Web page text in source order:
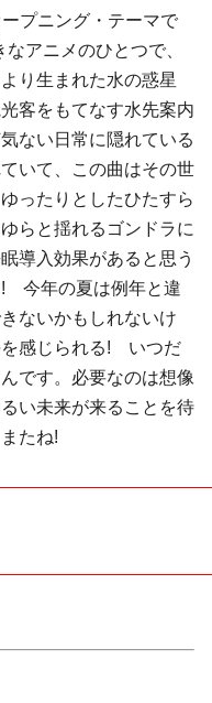
ープニング・テーマで
アニメのひとつで、
り生まれた水の惑星
客をもてなす水先案内
ない日常に隠れている
いて、この曲はその世
ったりとしたひたすら
らと揺れるゴンドラに
導入効果があると思う
! 今年の夏は例年と違
ないかもしれないけ
を感じられる! いつだ
です。必要なのは想像
い未来が来ることを待
たね!